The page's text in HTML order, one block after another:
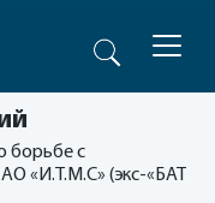
борьбе с
«И.Т.М.С» (экс-«БАТ